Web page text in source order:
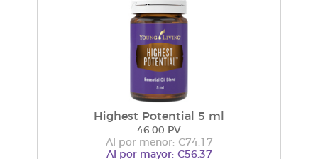
Highest Potential 5 ml
46.00 PV
Al por menor: €74.17
Al por mayor: €56.37